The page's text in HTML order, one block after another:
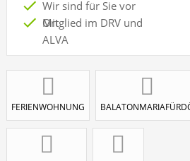
Wir sind für Sie vor
Ort
Mitglied im DRV und
ALVA
FERIENWOHNUNG